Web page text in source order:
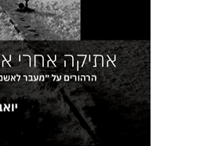
הנחת אתר ספר
$21
$19